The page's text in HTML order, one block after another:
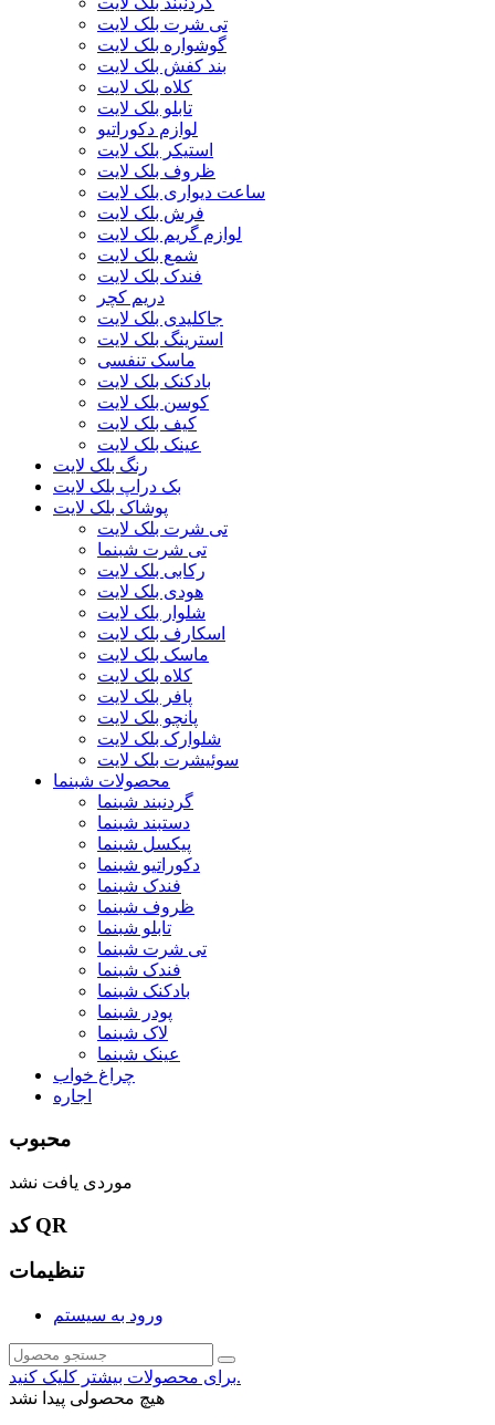
تی شرت بلک لایت
گوشواره بلک لایت
بند کفش بلک لایت
کلاه بلک لایت
تابلو بلک لایت
لوازم دکوراتیو
استیکر بلک لایت
ظروف بلک لایت
ساعت دیواری بلک لایت
فرش بلک لایت
لوازم گریم بلک لایت
شمع بلک لایت
فندک بلک لایت
دریم کچر
جاکلیدی بلک لایت
استرینگ بلک لایت
ماسک تنفسی
بادکنک بلک لایت
کوسن بلک لایت
کیف بلک لایت
عینک بلک لایت
رنگ بلک لایت
بک دراپ بلک لایت
پوشاک بلک لایت
تی شرت بلک لایت
تی شرت شبنما
رکابی بلک لایت
هودی بلک لایت
شلوار بلک لایت
اسکارف بلک لایت
ماسک بلک لایت
کلاه بلک لایت
پافر بلک لایت
پانچو بلک لایت
شلوارک بلک لایت
سوئیشرت بلک لایت
محصولات شبنما
گردنبند شبنما
دستبند شبنما
پیکسل شبنما
دکوراتیو شبنما
فندک شبنما
ظروف شبنما
تابلو شبنما
تی شرت شبنما
فندک شبنما
بادکنک شبنما
پودر شبنما
لاک شبنما
عینک شبنما
چراغ خواب
اجاره
محبوب
موردی یافت نشد
کد QR
تنظیمات
ورود به سیستم
برای محصولات بیشتر کلیک کنید.
هیچ محصولی پیدا نشد